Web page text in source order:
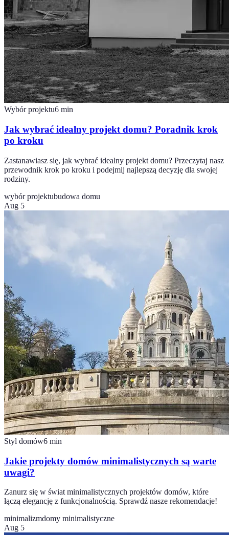
Wybór projektu6 min
Jak wybrać idealny projekt domu? Poradnik krok
po kroku
Zastanawiasz się, jak wybrać idealny projekt domu? Przeczytaj nasz
przewodnik krok po kroku i podejmij najlepszą decyzję dla swojej
rodziny.
wybór projektubudowa domu
Aug 5
Styl domów6 min
Jakie projekty domów minimalistycznych są warte
uwagi?
Zanurz się w świat minimalistycznych projektów domów, które
łączą elegancję z funkcjonalnością. Sprawdź nasze rekomendacje!
minimalizmdomy minimalistyczne
Aug 5